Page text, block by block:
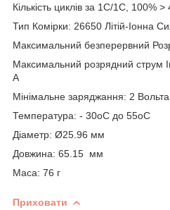
Кількість циклів за 1С/1С, 100% >
Тип Комірки: 26650 Літій-Іонна
Максимальний безперервний
Максимальний розрядний струм
A
Мінімальне заряджання: 2 Вольта
Температура: - 30oC до 55oC
Діаметр: Ø25.96 мм
Довжина: 65.15 мм
Маса: 76 г
Приховати